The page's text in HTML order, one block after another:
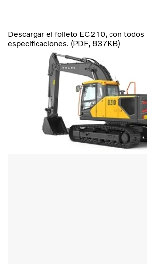
Descargar el folleto EC210, con todos
especificaciones. (PDF, 837KB)